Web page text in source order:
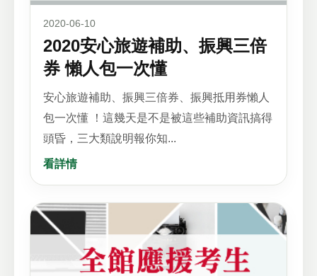
2020-06-10
2020安心旅遊補助、振興三倍
券 懶人包一次懂
安心旅遊補助、振興三倍券、振興抵用券懶人
包一次懂 ！這幾天是不是被這些補助資訊搞得
頭昏，三大類說明報你知...
看詳情